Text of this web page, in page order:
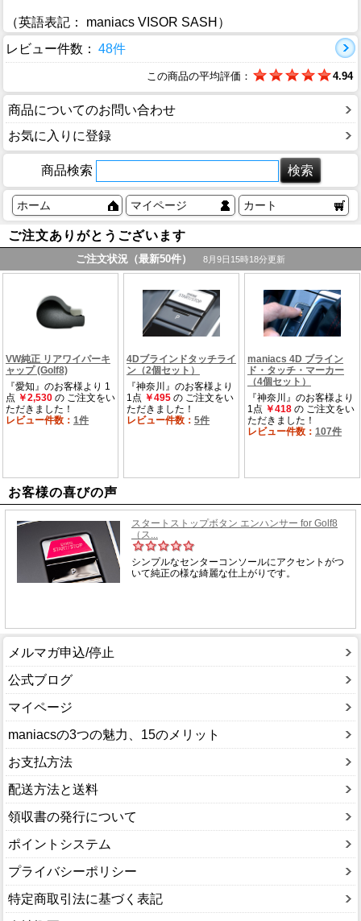
（英語表記： maniacs VISOR SASH）
レビュー件数： 48件
この商品の平均評価： 4.94
商品についてのお問い合わせ
お気に入りに登録
商品検索
ホーム マイページ カート
ご注文ありがとうございます
お客様の喜びの声
メルマガ申込/停止
公式ブログ
マイページ
maniacsの3つの魅力、15のメリット
お支払方法
配送方法と送料
領収書の発行について
ポイントシステム
プライバシーポリシー
特定商取引法に基づく表記